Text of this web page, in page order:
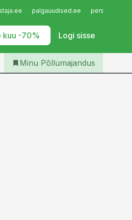
palgauudised.ee
kuu -70% Logi sisse
Iseteenindus
Telli Põllumajandus
Minu Põllumajandus